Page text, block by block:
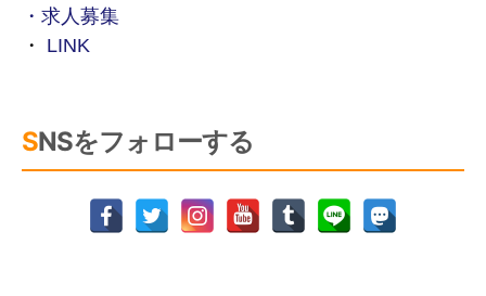
・求人募集
・ LINK
SNSをフォローする